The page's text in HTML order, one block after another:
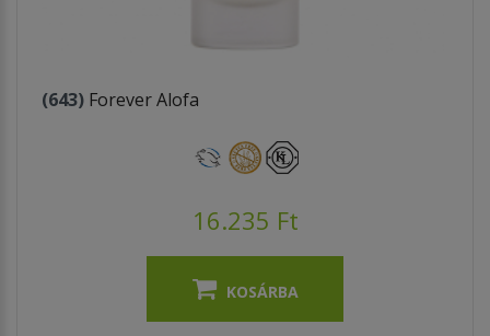
(643) Forever Alofa
16.235 Ft
KOSÁRBA